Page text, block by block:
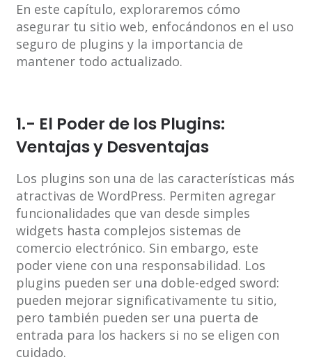
En este capítulo, exploraremos cómo
asegurar tu sitio web, enfocándonos en el uso
seguro de plugins y la importancia de
mantener todo actualizado.
1.- El Poder de los Plugins:
Ventajas y Desventajas
Los plugins son una de las características más
atractivas de WordPress. Permiten agregar
funcionalidades que van desde simples
widgets hasta complejos sistemas de
comercio electrónico. Sin embargo, este
poder viene con una responsabilidad. Los
plugins pueden ser una doble-edged sword:
pueden mejorar significativamente tu sitio,
pero también pueden ser una puerta de
entrada para los hackers si no se eligen con
cuidado.